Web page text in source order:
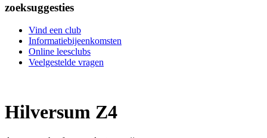
zoeksuggesties
Vind een club
Informatiebijeenkomsten
Online leesclubs
Veelgestelde vragen
Hilversum Z4